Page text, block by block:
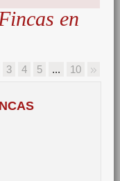
en
3 4 5 ... 10